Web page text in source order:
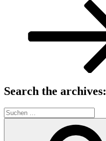
Search the archives:
Suche
nach: